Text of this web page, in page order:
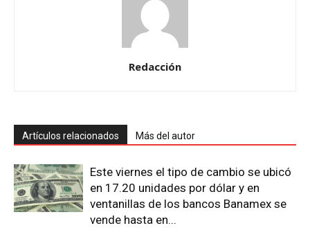
Redacción
Artículos relacionados Más del autor
Este viernes el tipo de cambio se ubicó
en 17.20 unidades por dólar y en
ventanillas de los bancos Banamex se
vende hasta en...